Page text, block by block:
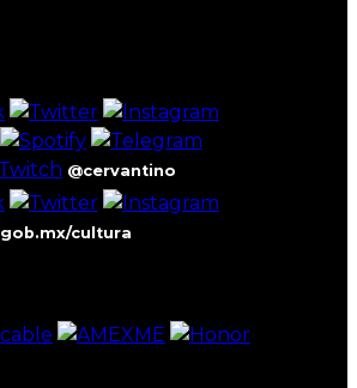
@cervantino
gob.mx/cultura